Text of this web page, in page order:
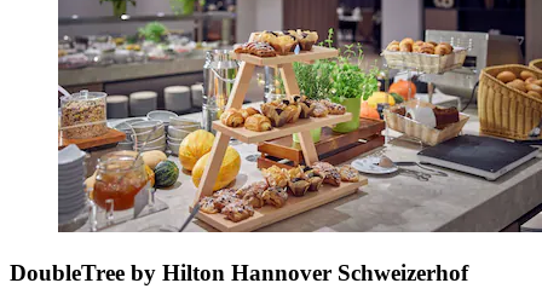
DoubleTree by Hilton Hannover Schweizerhof